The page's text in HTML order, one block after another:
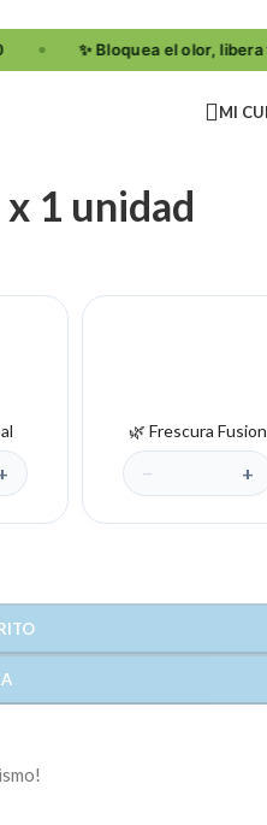
1 unidad
🌿 Frescura Fusion
− +